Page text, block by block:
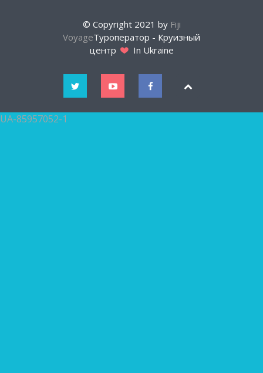
© Copyright 2021 by Fiji
VoyageТуроператор - Круизный
центр
In Ukraine
UA-85957052-1